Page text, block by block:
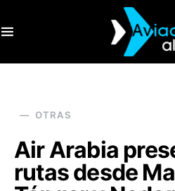
OTRAS
Air Arabia
rutas desde